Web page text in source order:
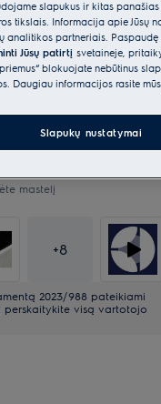
mastelį
+8
2023/988 pateikiami
visą vartotojo
slapukus ir kitas
tikslais. Informacija apie Jūsų
analitikos partneriais.
Jūsų patirtį svetainėje,
blokuojate nebūtinus
Daugiau informacijos rasite
Slapukų nustatymai